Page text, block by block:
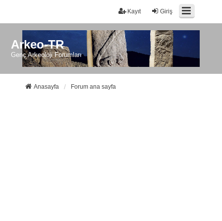
Giriş
Kayıt
Arkeo-TR
Genç Arkeoloji Forumları
Anasayfa Forum ana sayfa